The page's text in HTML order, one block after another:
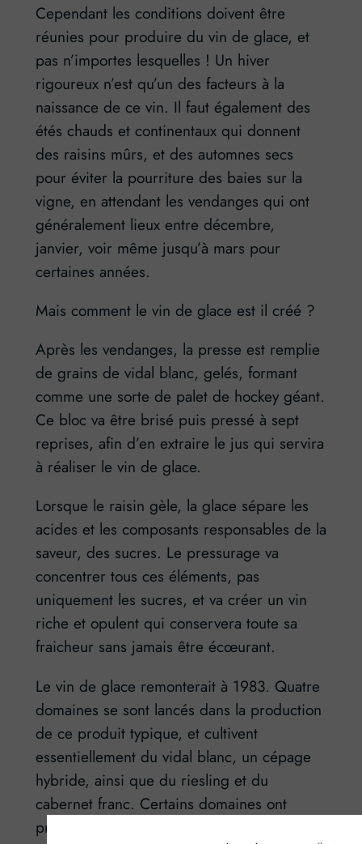
Cependant les conditions doivent être
réunies pour produire du vin de glace, et
pas n’importes lesquelles ! Un hiver
rigoureux n’est qu’un des facteurs à la
naissance de ce vin. Il faut également des
étés chauds et continentaux qui donnent
des raisins mûrs, et des automnes secs
pour éviter la pourriture des baies sur la
vigne, en attendant les vendanges qui ont
généralement lieux entre décembre,
janvier, voir même jusqu’à mars pour
certaines années.
Mais comment le vin de glace est il créé ?
Après les vendanges, la presse est remplie
de grains de vidal blanc, gelés, formant
comme une sorte de palet de hockey géant.
Ce bloc va être brisé puis pressé à sept
reprises, afin d’en extraire le jus qui servira
à réaliser le vin de glace.
Lorsque le raisin gèle, la glace sépare les
acides et les composants responsables de la
saveur, des sucres. Le pressurage va
concentrer tous ces éléments, pas
uniquement les sucres, et va créer un vin
riche et opulent qui conservera toute sa
fraicheur sans jamais être écœurant.
Le vin de glace remonterait à 1983. Quatre
domaines se sont lancés dans la production
de ce produit typique, et cultivent
essentiellement du vidal blanc, un cépage
hybride, ainsi que du riesling et du
cabernet franc. Certains domaines ont
privilégié le cabernet sauvignon, le